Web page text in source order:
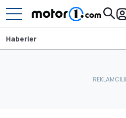
Haberler